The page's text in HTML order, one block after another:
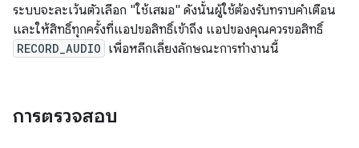
ระบบจะละเว้นตัวเลือก "ใช้เสมอ" ดังนั้นผู้ใช้ต้องรับทราบคำเตือน
และให้สิทธิ์ทุกครั้งที่แอปขอสิทธิ์เข้าถึง แอปของคุณควรขอสิทธิ์
RECORD_AUDIO เพื่อหลีกเลี่ยงลักษณะการทำงานนี้
การตรวจสอบ